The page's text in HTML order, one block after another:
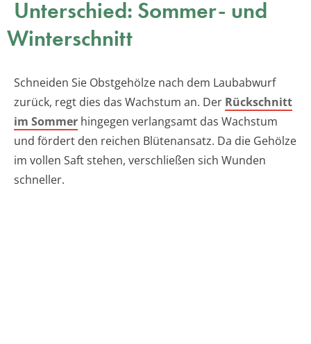
Unterschied: Sommer- und
Winterschnitt
Schneiden Sie Obstgehölze nach dem Laubabwurf
zurück, regt dies das Wachstum an. Der Rückschnitt
im Sommer hingegen verlangsamt das Wachstum
und fördert den reichen Blütenansatz. Da die Gehölze
im vollen Saft stehen, verschließen sich Wunden
schneller.